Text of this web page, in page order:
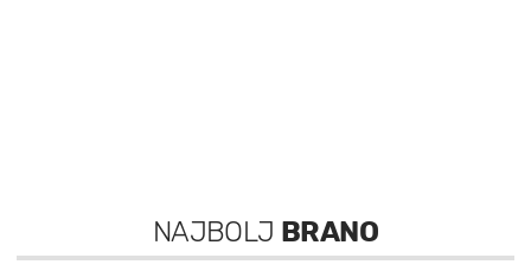
NAJBOLJ BRANO